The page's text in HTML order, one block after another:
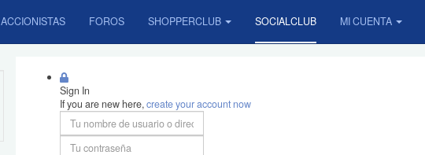
ACCIONISTAS FOROS SHOPPERCLUB SOCIALCLUB MI CUENTA
Sign In
If you are new here,create your account now